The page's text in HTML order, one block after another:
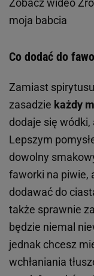
moja babcia
Co dodać do
Zamiast
zasadzie każdy
dodaje się wódki,
Lepszym
dowolny
faworki na piwie,
dodawać do
także sprawnie
będzie niemal
jednak chcesz
wchłaniania